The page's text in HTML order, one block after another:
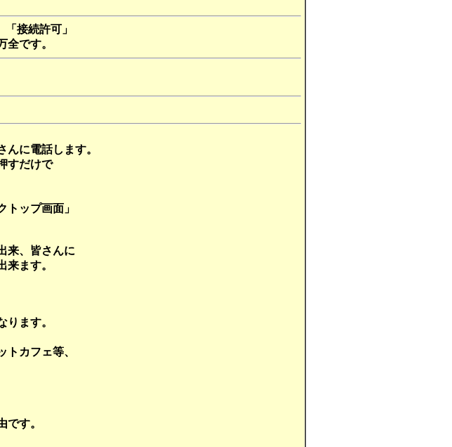
接続許可」
です。
に電話します。
すだけで
ップ画面」
来、皆さんに
ます。
ます。
カフェ等、
す。